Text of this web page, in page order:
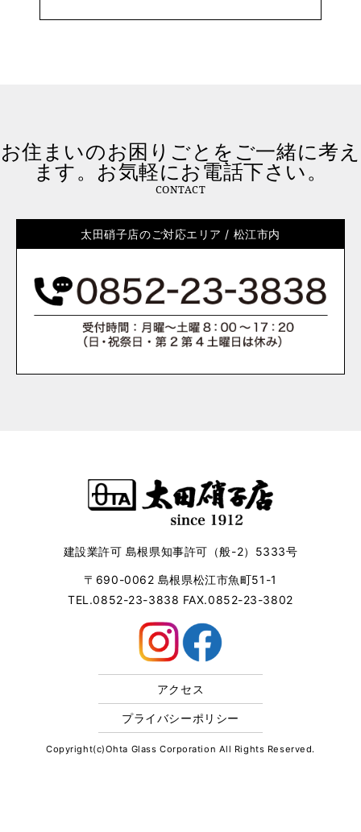
お住まいのお困りごとをご一緒に考え
ます。お気軽にお電話下さい。
CONTACT
太田硝子店のご対応エリア / 松江市内
建設業許可 島根県知事許可（般-2）5333号
〒690-0062 島根県松江市魚町51-1
TEL.0852-23-3838 FAX.0852-23-3802
アクセス
プライバシーポリシー
Copyright(c)Ohta Glass Corporation All Rights Reserved.